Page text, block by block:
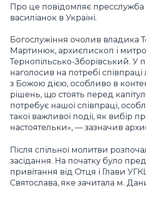
Про це повідомляє пресслужба
василіанок в Україні.
Богослужіння очолив владика
Мартинюк, архиєпископ і
Тернопільсько-Зборівський. У
наголосив на потребі
з Божою дією, особливо в
рішень, що стоять перед
потребує нашої співпраці,
такої важливої події, як вибір
настоятельки», — зазначив
Після спільної молитви
засідання. На початку було
привітання від Отця і Глави
Святослава, яке зачитала м.